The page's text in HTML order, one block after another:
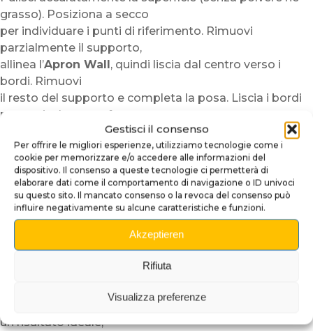
Gestisci il consenso
Per offrire le migliori esperienze, utilizziamo tecnologie come i
cookie per memorizzare e/o accedere alle informazioni del
dispositivo. Il consenso a queste tecnologie ci permetterà di
elaborare dati come il comportamento di navigazione o ID univoci
su questo sito. Il mancato consenso o la revoca del consenso può
influire negativamente su alcune caratteristiche e funzioni.
Akzeptieren
Rifiuta
Visualizza preferenze
grasso). Posiziona a secco
per individuare i punti di riferimento. Rimuovi
parzialmente il supporto,
allinea l’Apron Wall, quindi liscia dal centro verso i
bordi. Rimuovi
il resto del supporto e completa la posa. Liscia i bordi
per un risultato perfetto.
La trasformazione visiva è immediata.
Perché scegliere questo upgrade
apron ?
Per personalizzare il flipper senza modifiche né rischi
Per migliorare l’estetica della zona apron in pochi
Per ottenere una finitura premium, lucida e durevole
i visivi sono prodotti in piccole serie. Possono
di tonalità a seconda dei lotti e dell’illuminazione. Per
un risultato ideale,